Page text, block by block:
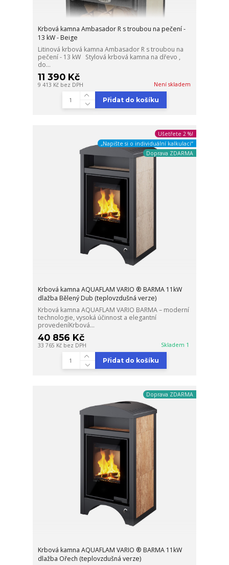
Krbová kamna Ambasador R s troubou na pečení -
13 kW - Beige
Litinová krbová kamna Ambasador R s troubou na
pečení - 13 kW Stylová krbová kamna na dřevo ,
do...
11 390 Kč
9 413 Kč bez DPH Není skladem
Přidat do košíku
Ušetřete 2 %!
„Napište si o individuální kalkulaci“
Doprava ZDARMA
Krbová kamna AQUAFLAM VARIO ® BARMA 11kW
dlažba Bělený Dub (teplovzdušná verze)
Krbová kamna AQUAFLAM VARIO BARMA – moderní
technologie, vysoká účinnost a elegantní
provedeníKrbová...
40 856 Kč
33 765 Kč bez DPH Skladem 1
Přidat do košíku
Doprava ZDARMA
Krbová kamna AQUAFLAM VARIO ® BARMA 11kW
dlažba Ořech (teplovzdušná verze)